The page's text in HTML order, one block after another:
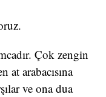
Çok zengin
at arabacısına
ve ona dua